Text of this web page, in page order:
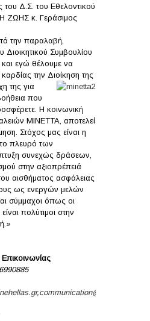
του Δ.Σ. του Εθελοντικού
ΖΩΗΣ κ. Γεράσιμος
την παραλαβή,
Συμβουλίου
εγώ θέλουμε να
την Διοίκηση της
της για
που
Η κοινωνική
ΜΙΝΕΤΤΑ, αποτελεί
Στόχος μας είναι η
πλευρό των
συνεχώς δράσεων,
στην αξιοπρέπειά
αισθήματος ασφάλειας
ως ενεργών μελών
σύμμαχοι όπως οι
πολύτιμοι στην
,